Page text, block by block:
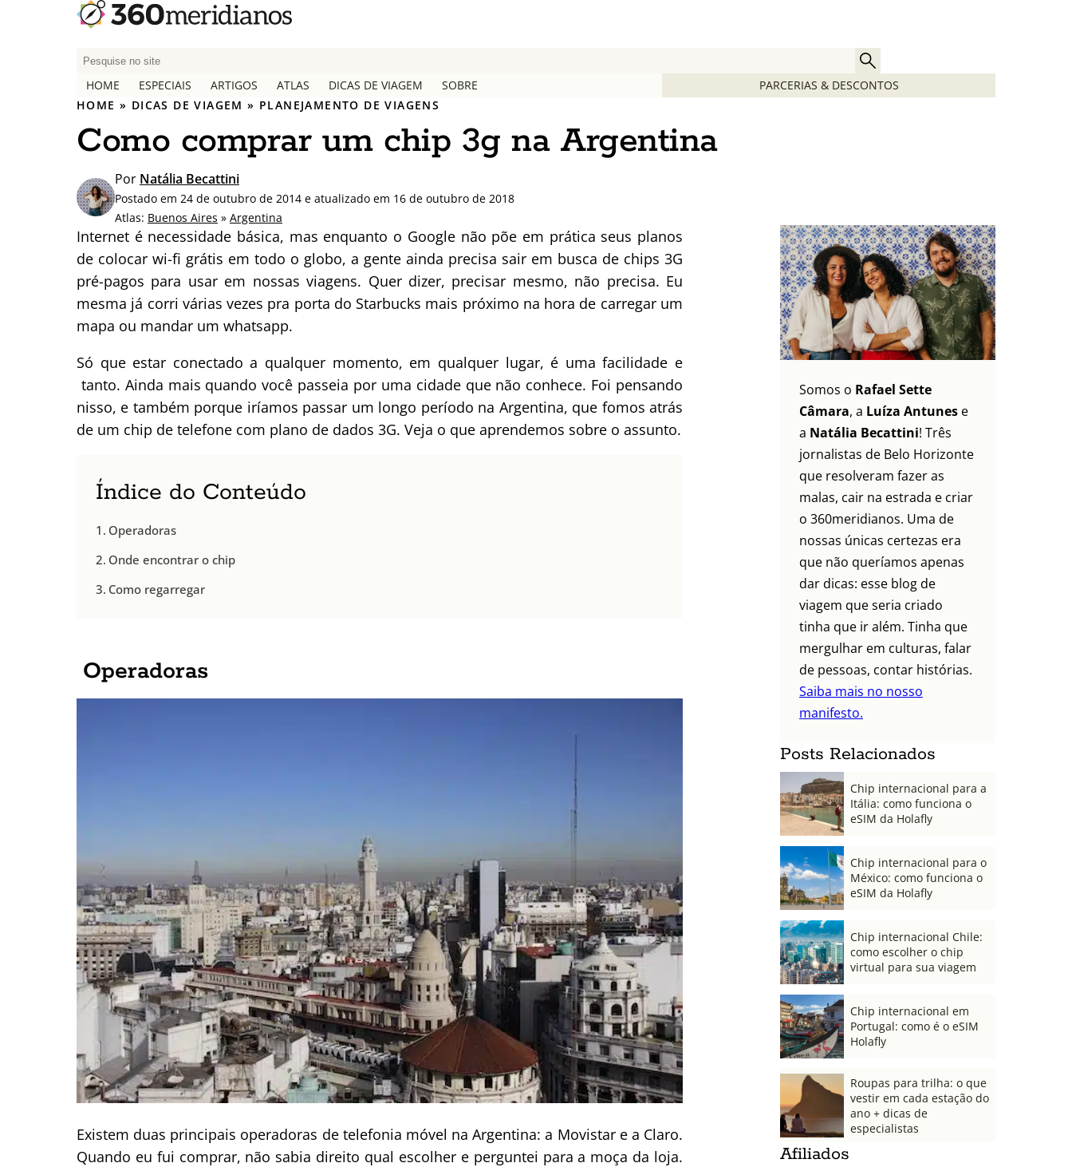
P
q
u
i
a
r
p
o
r
:
HOME ESPECIAIS ARTIGOS ATLAS DICAS DE VIAGEM SOBRE
PARCERIAS & DESCONTOS
HOME » DICAS DE VIAGEM » PLANEJAMENTO DE VIAGENS
Como comprar um chip 3g na Argentina
Por Natália Becattini
Postado em 24 de outubro de 2014 e atualizado em 16 de outubro de 2018
Atlas: Buenos Aires » Argentina
Internet é necessidade básica, mas enquanto o Google não põe em prática seus planos
de colocar wi-fi grátis em todo o globo, a gente ainda precisa sair em busca de chips 3G
pré-pagos para usar em nossas viagens. Quer dizer, precisar mesmo, não precisa. Eu
mesma já corri várias vezes pra porta do Starbucks mais próximo na hora de carregar um
mapa ou mandar um whatsapp.
Só que estar conectado a qualquer momento, em qualquer lugar, é uma facilidade e
tanto. Ainda mais quando você passeia por uma cidade que não conhece. Foi pensando
nisso, e também porque iríamos passar um longo período na Argentina, que fomos atrás
de um chip de telefone com plano de dados 3G. Veja o que aprendemos sobre o assunto.
Índice do Conteúdo
Operadoras
Onde encontrar o chip
Como regarregar
Operadoras
Existem duas principais operadoras de telefonia móvel na Argentina: a Movistar e a Claro.
Quando eu fui comprar, não sabia direito qual escolher e perguntei para a moça da loja.
Somos o Rafael Sette
Câmara, a Luíza Antunes e
a Natália Becattini! Três
jornalistas de Belo Horizonte
que resolveram fazer as
malas, cair na estrada e criar
o 360meridianos. Uma de
nossas únicas certezas era
que não queríamos apenas
dar dicas: esse blog de
viagem que seria criado
tinha que ir além. Tinha que
mergulhar em culturas, falar
de pessoas, contar histórias.
Saiba mais no nosso
manifesto.
Posts Relacionados
Chip internacional para a
Itália: como funciona o
eSIM da Holafly
Chip internacional para o
México: como funciona o
eSIM da Holafly
Chip internacional Chile:
como escolher o chip
virtual para sua viagem
Chip internacional em
Portugal: como é o eSIM
Holafly
Roupas para trilha: o que
vestir em cada estação do
ano + dicas de
especialistas
Afiliados